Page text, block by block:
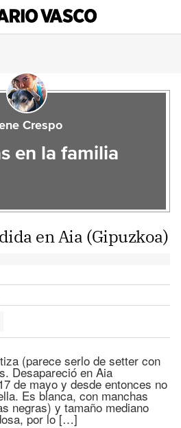
Crespo
en la familia
en Aia (Gipuzkoa)
(parece serlo de setter con
Desapareció en Aia
de mayo y desde entonces no
Es blanca, con manchas
negras) y tamaño mediano
por lo […]